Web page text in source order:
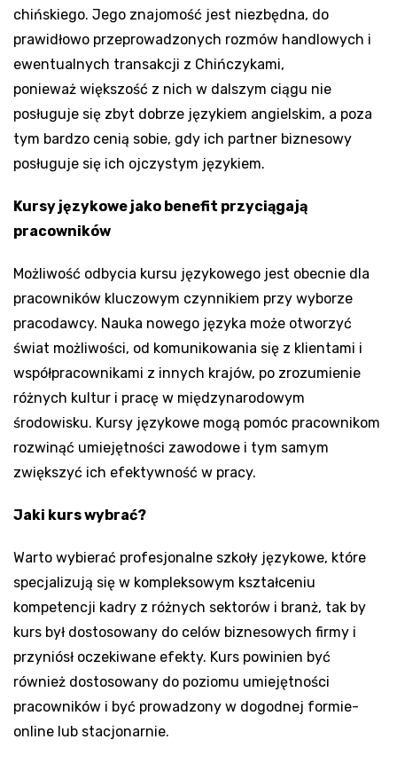
chińskiego. Jego znajomość jest niezbędna, do
prawidłowo przeprowadzonych rozmów handlowych i
ewentualnych transakcji z Chińczykami,
ponieważ większość z nich w dalszym ciągu nie
posługuje się zbyt dobrze językiem angielskim, a poza
tym bardzo cenią sobie, gdy ich partner biznesowy
posługuje się ich ojczystym językiem.
Kursy językowe jako benefit przyciągają
pracowników
Możliwość odbycia kursu językowego jest obecnie dla
pracowników kluczowym czynnikiem przy wyborze
pracodawcy. Nauka nowego języka może otworzyć
świat możliwości, od komunikowania się z klientami i
współpracownikami z innych krajów, po zrozumienie
różnych kultur i pracę w międzynarodowym
środowisku. Kursy językowe mogą pomóc pracownikom
rozwinąć umiejętności zawodowe i tym samym
zwiększyć ich efektywność w pracy.
Jaki kurs wybrać?
Warto wybierać profesjonalne szkoły językowe, które
specjalizują się w kompleksowym kształceniu
kompetencji kadry z różnych sektorów i branż, tak by
kurs był dostosowany do celów biznesowych firmy i
przyniósł oczekiwane efekty. Kurs powinien być
również dostosowany do poziomu umiejętności
pracowników i być prowadzony w dogodnej formie-
online lub stacjonarnie.